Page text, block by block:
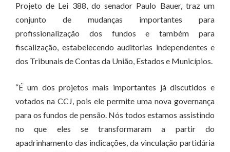
Projeto de Lei 388, do senador Paulo Bauer, traz um
conjunto de mudanças importantes para
profissionalização dos fundos e também para
fiscalização, estabelecendo auditorias independentes e
dos Tribunais de Contas da União, Estados e Municípios.
“É um dos projetos mais importantes já discutidos e
votados na CCJ, pois ele permite uma nova governança
para os fundos de pensão. Nós todos estamos assistindo
no que eles se transformaram a partir do
apadrinhamento das indicações, da vinculação partidária